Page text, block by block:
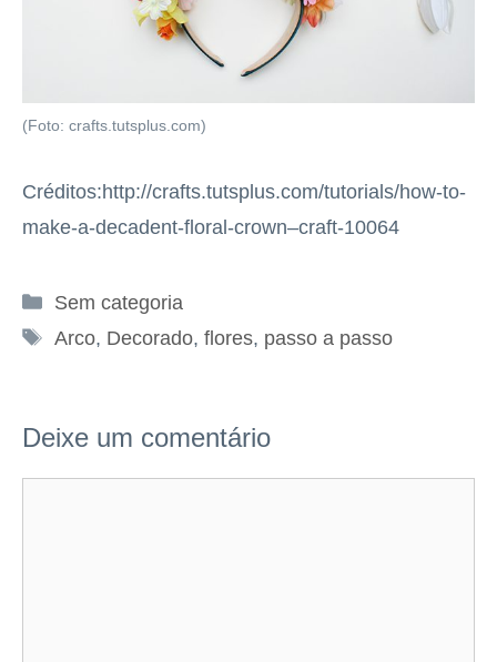
(Foto: crafts.tutsplus.com)
Créditos:http://crafts.tutsplus.com/tutorials/how-to-
make-a-decadent-floral-crown–craft-10064
Categorias
Sem categoria
Tags
Arco, Decorado, flores, passo a passo
Deixe um comentário